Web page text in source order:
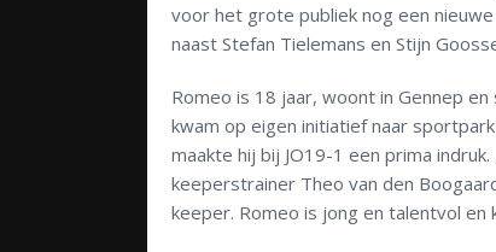
voor het grote publiek nog een
naast Stefan Tielemans en Stijn
Romeo is 18 jaar, woont in Gennep
kwam op eigen initiatief naar
maakte hij bij JO19-1 een prima
keeperstrainer Theo van den
keeper. Romeo is jong en talentvol en